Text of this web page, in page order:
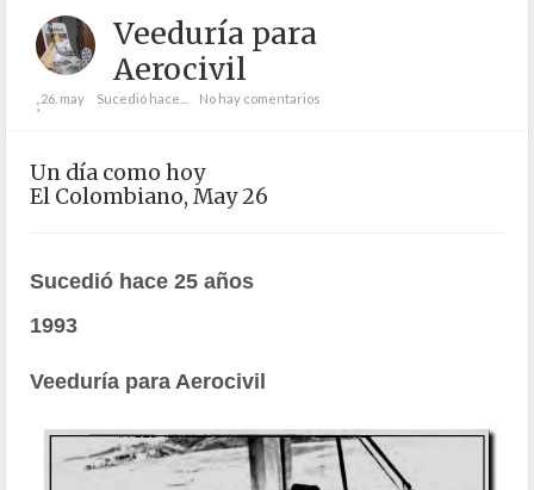
Veeduría para
Aerocivil
;26. may Sucedió hace... No hay comentarios
Un día como hoy
El Colombiano, May 26
Sucedió hace 25 años
1993
Veeduría para Aerocivil